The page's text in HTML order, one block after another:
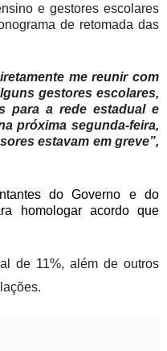
e gestores escolares
de retomada das
me reunir com
gestores escolares,
para a rede estadual e
próxima segunda-feira,
estavam em greve”,
do Governo e do
homologar acordo que
de 11%, além de outros